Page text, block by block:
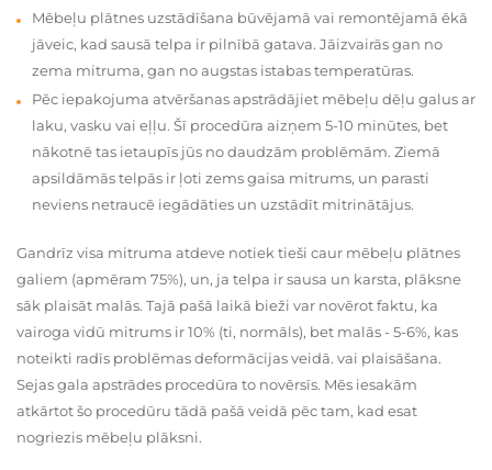
Mēbeļu plātnes uzstādīšana būvējamā vai remontējamā ēkā
jāveic, kad sausā telpa ir pilnībā gatava. Jāizvairās gan no
zema mitruma, gan no augstas istabas temperatūras.
Pēc iepakojuma atvēršanas apstrādājiet mēbeļu dēļu galus ar
laku, vasku vai eļļu. Šī procedūra aizņem 5-10 minūtes, bet
nākotnē tas ietaupīs jūs no daudzām problēmām. Ziemā
apsildāmās telpās ir ļoti zems gaisa mitrums, un parasti
neviens netraucē iegādāties un uzstādīt mitrinātājus.
Gandrīz visa mitruma atdeve notiek tieši caur mēbeļu plātnes
galiem (apmēram 75%), un, ja telpa ir sausa un karsta, plāksne
sāk plaisāt malās. Tajā pašā laikā bieži var novērot faktu, ka
vairoga vidū mitrums ir 10% (ti, normāls), bet malās - 5-6%, kas
noteikti radīs problēmas deformācijas veidā. vai plaisāšana.
Sejas gala apstrādes procedūra to novērsīs. Mēs iesakām
atkārtot šo procedūru tādā pašā veidā pēc tam, kad esat
nogriezis mēbeļu plāksni.